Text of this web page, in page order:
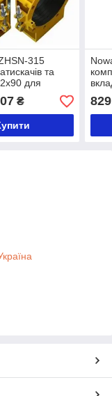
315
та
для
хрестовин
набір для
трійників
₴